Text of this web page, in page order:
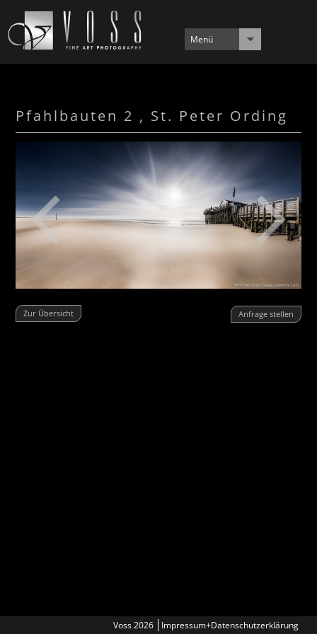
Menü
Pfahlbauten 2 , St. Peter Ording
Zur Übersicht Anfrage stellen
Voss 2026 Impressum+Datenschutzerklärung